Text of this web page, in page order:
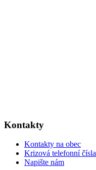
Kontakty
Kontakty na obec
Krizová telefonní čísla
Napište nám